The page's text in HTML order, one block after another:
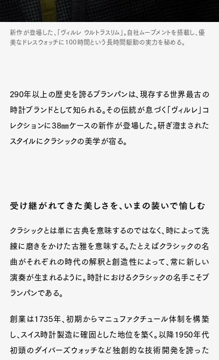
新作が登場した、「ヴィルレ ウルトラスリム」。自社ムーブメントを搭載し、優
美なドレスウォッチに100時間という長時間駆動の実力を秘める。
290年以上の歴史を誇るブランパンは、現存する世界最古の
時計ブランドとして知られる。その伝統が息づく「ヴィルレ」コ
レクションに38㎜ケースの新作が登場した。研ぎ澄まされた
スタイルにクラシックの美学が宿る。
受け継がれてきた美しさを、いまの装いで愉しむ
クラシックとは単に古典を意味するのではなく、時によって洗
練に磨きをかけた古雅を意味する。たとえばクラシックの名
曲がそれぞれの時代の解釈と創造性によって、常に新しい
演奏が生まれるように。時計におけるクラシックの名手こそブ
ランパンである。
創業は1735年、初期からマニュファクチュール体制を構築
し、スイス時計製造に確固とした地位を築く。以降1950年代
初頭のダイバーズウォッチなど独創的な技術開発を誇った